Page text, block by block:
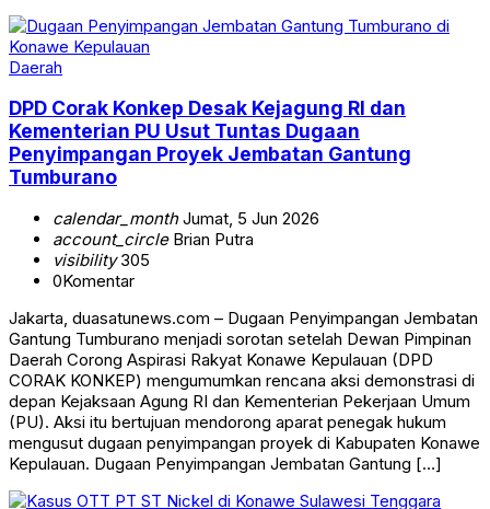
Daerah
DPD Corak Konkep Desak Kejagung RI dan
Kementerian PU Usut Tuntas Dugaan
Penyimpangan Proyek Jembatan Gantung
Tumburano
calendar_monthJumat, 5 Jun 2026
account_circleBrian Putra
visibility305
0Komentar
Jakarta, duasatunews.com – Dugaan Penyimpangan Jembatan
Gantung Tumburano menjadi sorotan setelah Dewan Pimpinan
Daerah Corong Aspirasi Rakyat Konawe Kepulauan (DPD
CORAK KONKEP) mengumumkan rencana aksi demonstrasi di
depan Kejaksaan Agung RI dan Kementerian Pekerjaan Umum
(PU). Aksi itu bertujuan mendorong aparat penegak hukum
mengusut dugaan penyimpangan proyek di Kabupaten Konawe
Kepulauan. Dugaan Penyimpangan Jembatan Gantung […]